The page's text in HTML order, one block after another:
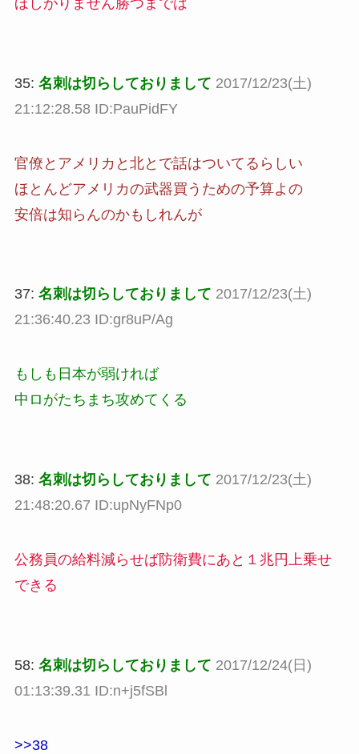
35: 名刺は切らしておりまして 2017/12/23(土)
21:12:28.58 ID:PauPidFY
官僚とアメリカと北とで話はついてるらしい
ほとんどアメリカの武器買うための予算よの
安倍は知らんのかもしれんが
37: 名刺は切らしておりまして 2017/12/23(土)
21:36:40.23 ID:gr8uP/Ag
もしも日本が弱ければ
中ロがたちまち攻めてくる
38: 名刺は切らしておりまして 2017/12/23(土)
21:48:20.67 ID:upNyFNp0
公務員の給料減らせば防衛費にあと１兆円上乗せ
できる
58: 名刺は切らしておりまして 2017/12/24(日)
01:13:39.31 ID:n+j5fSBl
>>38